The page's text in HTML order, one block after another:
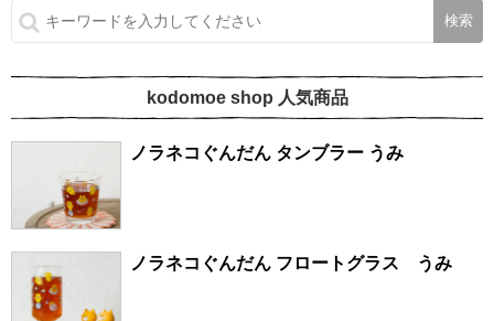
kodomoe shop 人気商品
ノラネコぐんだん タンブラー うみ
ノラネコぐんだん フロートグラス うみ